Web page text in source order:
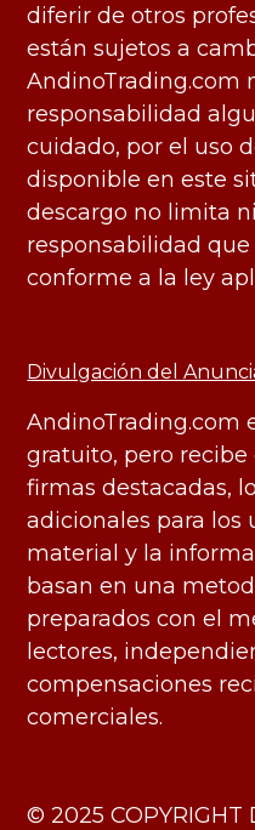
diferir de otros
están sujetos a
AndinoTrading.com
responsabilidad
cuidado, por el uso
disponible en este
descargo no limita
responsabilidad que
conforme a la ley
Divulgación del
AndinoTrading.com
gratuito, pero recibe
firmas destacadas,
adicionales para los
material y la
basan en una
preparados con el
lectores,
compensaciones
comerciales.
​© 2025 COPYRIGHT